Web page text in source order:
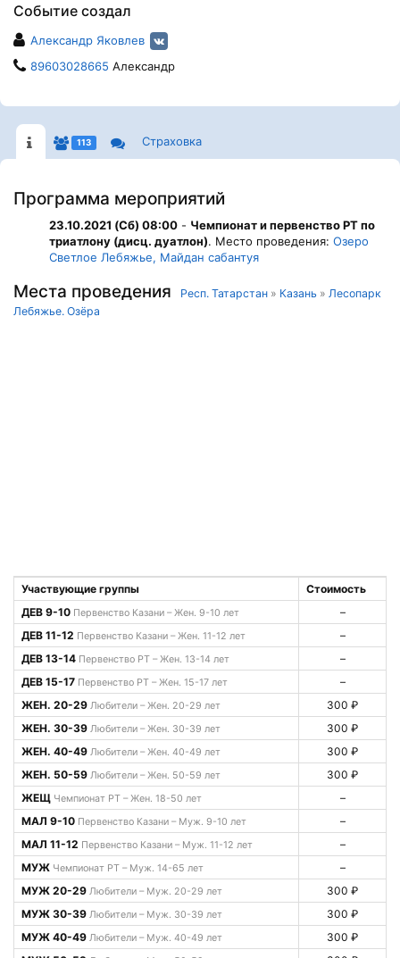
Событие создал
Александр Яковлев
89603028665 Александр
113 Страховка
Программа мероприятий
23.10.2021 (Сб) 08:00 - Чемпионат и первенство РТ по
триатлону (дисц. дуатлон). Место проведения: Озеро
Светлое Лебяжье, Майдан сабантуя
Места проведения Респ. Татарстан » Казань » Лесопарк
Лебяжье. Озёра
Участвующие группы
Стоимость
ДЕВ 9-10 Первенство Казани – Жен. 9-10 лет
–
ДЕВ 11-12 Первенство Казани – Жен. 11-12 лет
–
ДЕВ 13-14 Первенство РТ – Жен. 13-14 лет
–
ДЕВ 15-17 Первенство РТ – Жен. 15-17 лет
–
ЖЕН. 20-29 Любители – Жен. 20-29 лет
300 ₽
ЖЕН. 30-39 Любители – Жен. 30-39 лет
300 ₽
ЖЕН. 40-49 Любители – Жен. 40-49 лет
300 ₽
ЖЕН. 50-59 Любители – Жен. 50-59 лет
300 ₽
ЖЕЩ Чемпионат РТ – Жен. 18-50 лет
–
МАЛ 9-10 Первенство Казани – Муж. 9-10 лет
–
МАЛ 11-12 Первенство Казани – Муж. 11-12 лет
–
МУЖ Чемпионат РТ – Муж. 14-65 лет
–
МУЖ 20-29 Любители – Муж. 20-29 лет
300 ₽
МУЖ 30-39 Любители – Муж. 30-39 лет
300 ₽
МУЖ 40-49 Любители – Муж. 40-49 лет
300 ₽